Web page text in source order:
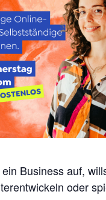
Business auf,
oder